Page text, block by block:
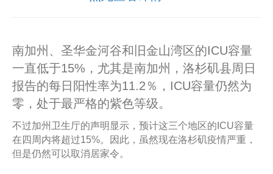
南加州、圣华金河谷和旧金山湾区的ICU容量
一直低于15%，尤其是南加州，洛杉矶县周日
报告的每日阳性率为11.2％，ICU容量仍然为
零，处于最严格的紫色等级。
不过加州卫生厅的声明显示，预计这三个地区的ICU容量
在四周内将超过15%。因此，虽然现在洛杉矶疫情严重，
但是仍然可以取消居家令。